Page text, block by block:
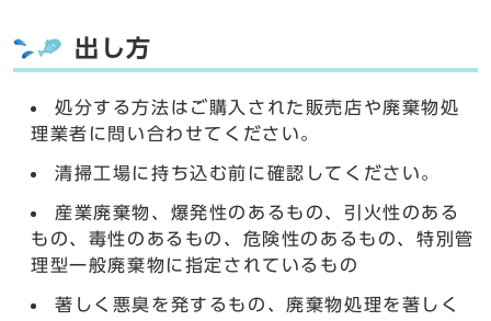
出し方
処分する方法はご購入された販売店や廃棄物処
理業者に問い合わせてください。
清掃工場に持ち込む前に確認してください。
産業廃棄物、爆発性のあるもの、引火性のある
もの、毒性のあるもの、危険性のあるもの、特別管
理型一般廃棄物に指定されているもの
著しく悪臭を発するもの、廃棄物処理を著しく